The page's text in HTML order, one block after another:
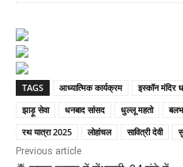
TAGS आध्यात्मिक कार्यक्रम इस्कॉन मंदिर
झाड़ू सेवा
धनबाद सांसद धुल्लू महतो
रथ यात्रा 2025
लोहांचल सावित्री देवी
Previous article